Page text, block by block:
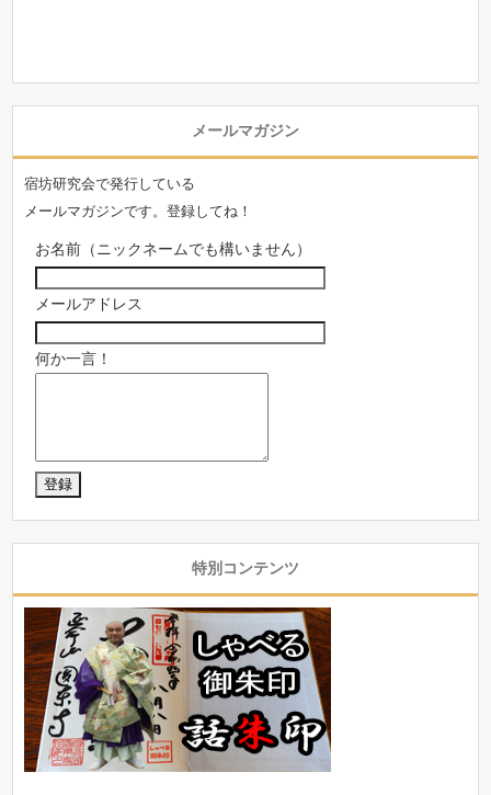
メールマガジン
宿坊研究会で発行している
メールマガジンです。登録してね！
お名前（ニックネームでも構いません）
メールアドレス
何か一言！
特別コンテンツ